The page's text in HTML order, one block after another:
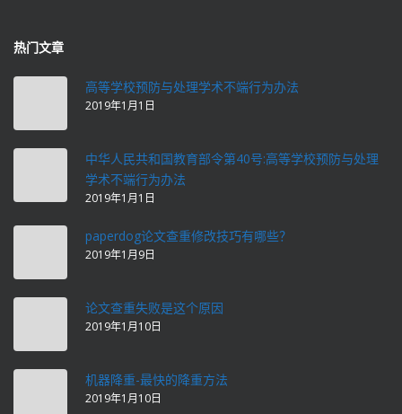
热门文章
高等学校预防与处理学术不端行为办法
2019年1月1日
中华人民共和国教育部令第40号:高等学校预防与处理
学术不端行为办法
2019年1月1日
paperdog论文查重修改技巧有哪些？
2019年1月9日
论文查重失败是这个原因
2019年1月10日
机器降重-最快的降重方法
2019年1月10日